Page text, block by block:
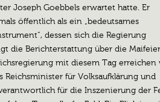
Joseph Goebbels erwartet hatte. Er
öffentlich als ein „bedeutsames
dessen sich die Regierung
die Berichterstattung über die Maifeier
mit diesem Tag erreichen
Reichsminister für Volksaufklärung und
für die Inszenierung der